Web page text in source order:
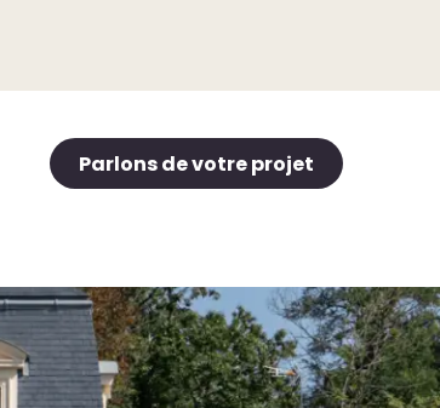
Parlons de votre projet